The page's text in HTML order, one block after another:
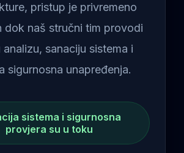
pristup je privremeno
dok naš stručni tim provodi
analizu, sanaciju sistema i
sigurnosna unapređenja.
sistema i sigurnosna
provjera su u toku